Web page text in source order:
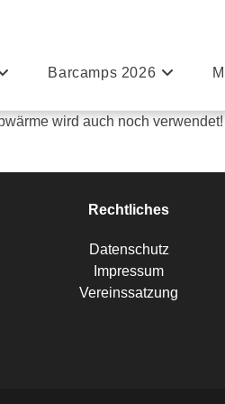
Barcamps 2026
wird auch noch
Rechtliches
Datenschutz
Impressum
Vereinssatzung